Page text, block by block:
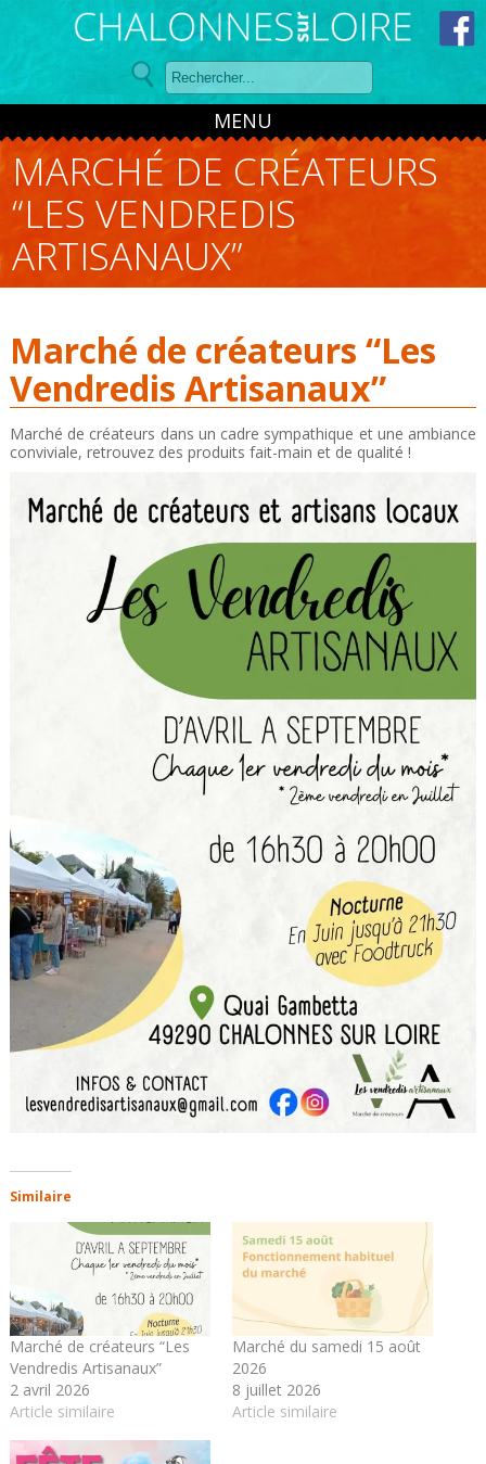
Panneau de gestion des cookies
MENU
MARCHÉ DE CRÉATEURS
“LES VENDREDIS
ARTISANAUX”
Marché de créateurs “Les
Vendredis Artisanaux”
Marché de créateurs dans un cadre sympathique et une ambiance
conviviale, retrouvez des produits fait-main et de qualité !
Similaire
Marché de créateurs “Les
Vendredis Artisanaux”
2 avril 2026
Article similaire
Marché du samedi 15 août
2026
8 juillet 2026
Article similaire